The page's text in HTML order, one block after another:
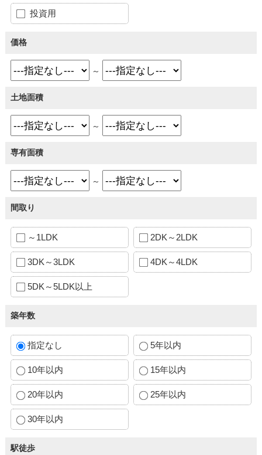
投資用
価格
～
土地面積
～
専有面積
～
間取り
～1LDK 2DK～2LDK
3DK～3LDK 4DK～4LDK
5DK～5LDK以上
築年数
指定なし 5年以内
10年以内 15年以内
20年以内 25年以内
30年以内
駅徒歩